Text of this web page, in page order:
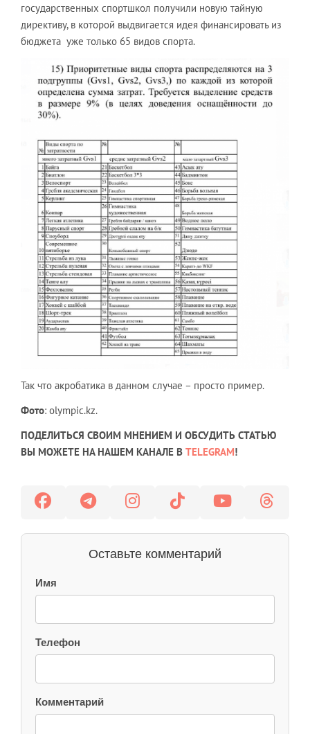
государственных спортшкол получили новую тайную
директиву, в которой выдвигается идея финансировать из
бюджета уже только 65 видов спорта.
Так что акробатика в данном случае – просто пример.
Фото: olympic.kz.
ПОДЕЛИТЬСЯ СВОИМ МНЕНИЕМ И ОБСУДИТЬ СТАТЬЮ
ВЫ МОЖЕТЕ НА НАШЕМ КАНАЛЕ В TELEGRAM!
Оставьте комментарий
Имя
Телефон
Комментарий